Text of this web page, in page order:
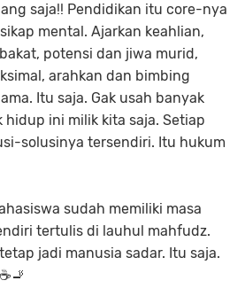
saja!! Pendidikan itu core-nya
mental. Ajarkan keahlian,
potensi dan jiwa murid,
arahkan dan bimbing
Itu saja. Gak usah banyak
hidup ini milik kita saja. Setiap
solusinya tersendiri. Itu hukum
sudah memiliki masa
tertulis di lauhul mahfudz.
jadi manusia sadar. Itu saja.